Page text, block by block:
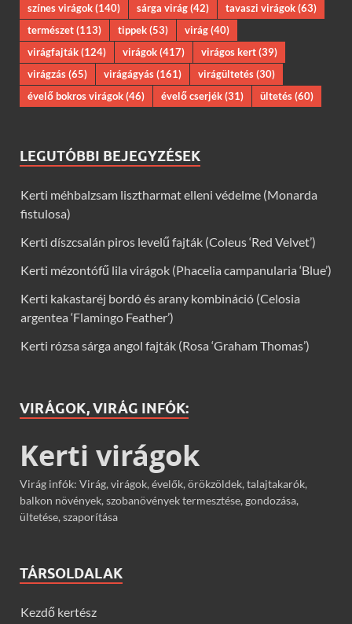
színes virágok(140) sárga virág(42) tavaszi virágok(63)
természet(113) tippek(53) virág(40)
virágfajták(124) virágok(417) virágos kert(39)
virágzás(65) virágágyás(161) virágültetés(30)
évelő bokros virágok(46) évelő cserjék(31) ültetés(60)
LEGUTÓBBI BEJEGYZÉSEK
Kerti méhbalzsam lisztharmat elleni védelme (Monarda
fistulosa)
Kerti díszcsalán piros levelű fajták (Coleus ‘Red Velvet’)
Kerti mézontófű lila virágok (Phacelia campanularia ‘Blue’)
Kerti kakastaréj bordó és arany kombináció (Celosia
argentea ‘Flamingo Feather’)
Kerti rózsa sárga angol fajták (Rosa ‘Graham Thomas’)
VIRÁGOK, VIRÁG INFÓK:
Kerti virágok
Virág infók: Virág, virágok, évelők, örökzöldek, talajtakarók,
balkon növények, szobanövények termesztése, gondozása,
ültetése, szaporítása
TÁRSOLDALAK
Kezdő kertész